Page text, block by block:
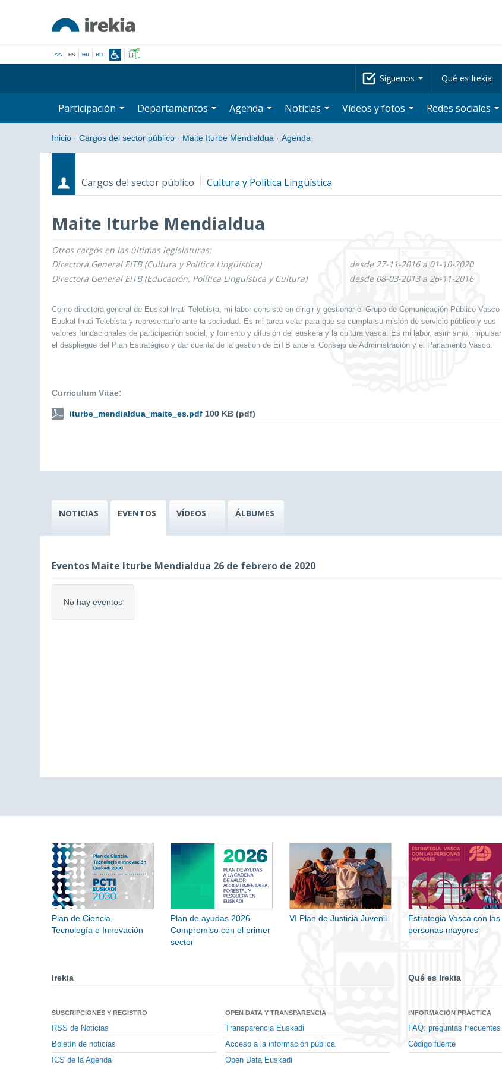
<< es eu en
Síguenos Qué es Irekia
Participación Departamentos Agenda Noticias Vídeos y fotos Redes sociales
Inicio · Cargos del sector público · Maite Iturbe Mendialdua · Agenda
Cargos del sector público Cultura y Política Lingüística
Maite Iturbe Mendialdua
CargosFecha de inicio - Fecha fin
Otros cargos en las últimas legislaturas:
Directora General EITB (Cultura y Política Lingüística)
desde 27-11-2016 a 01-10-2020
Directora General EITB (Educación, Política Lingüística y Cultura)
desde 08-03-2013 a 26-11-2016
Como directora general de Euskal Irrati Telebista, mi labor consiste en dirigir y gestionar el Grupo de Comunicación Público Vasco
Euskal Irrati Telebista y representarlo ante la sociedad. Es mi tarea velar para que se cumpla su misión de servicio público y sus
valores fundacionales de participación social, y fomento y difusión del euskera y la cultura vasca. Es mi labor, asimismo, impulsar
el despliegue del Plan Estratégico y dar cuenta de la gestión de EiTB ante el Consejo de Administración y el Parlamento Vasco.
Curriculum Vitae:
iturbe_mendialdua_maite_es.pdf 100 KB (pdf)
NOTICIAS EVENTOS VÍDEOS ÁLBUMES
Eventos Maite Iturbe Mendialdua 26 de febrero de 2020
No hay eventos
Plan de Ciencia,
Tecnología e Innovación
Plan de ayudas 2026.
Compromiso con el primer
sector
VI Plan de Justicia Juvenil
Estrategia Vasca con las
personas mayores
Irekia
SUSCRIPCIONES Y REGISTRO
RSS de Noticias
Boletín de noticias
ICS de la Agenda
OPEN DATA Y TRANSPARENCIA
Transparencia Euskadi
Acceso a la información pública
Open Data Euskadi
Qué es Irekia
INFORMACIÓN PRÁCTICA
FAQ: preguntas frecuentes
Código fuente